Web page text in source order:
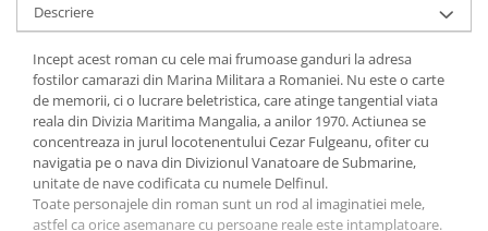
Senzatii/Thriller
Teatru
Teens Book Club
Umor
Birotica & Papetarie
Adezivi si benzi adezive
Descriere
Incept acest roman cu cele mai frumoase ganduri la adresa
fostilor camarazi din Marina Militara a Romaniei. Nu este o carte
de memorii, ci o lucrare beletristica, care atinge tangential viata
reala din Divizia Maritima Mangalia, a anilor 1970. Actiunea se
concentreaza in jurul locotenentului Cezar Fulgeanu, ofiter cu
navigatia pe o nava din Divizionul Vanatoare de Submarine,
unitate de nave codificata cu numele Delfinul.
Toate personajele din roman sunt un rod al imaginatiei mele,
astfel ca orice asemanare cu persoane reale este intamplatoare.